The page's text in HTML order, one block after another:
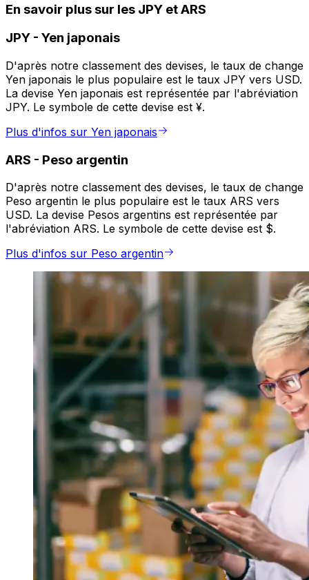
En savoir plus sur les JPY et ARS
JPY - Yen japonais
D'après notre classement des devises, le taux de change
Yen japonais le plus populaire est le taux JPY vers USD.
La devise Yen japonais est représentée par l'abréviation
JPY. Le symbole de cette devise est ¥.
Plus d'infos sur Yen japonais
ARS - Peso argentin
D'après notre classement des devises, le taux de change
Peso argentin le plus populaire est le taux ARS vers
USD. La devise Pesos argentins est représentée par
l'abréviation ARS. Le symbole de cette devise est $.
Plus d'infos sur Peso argentin